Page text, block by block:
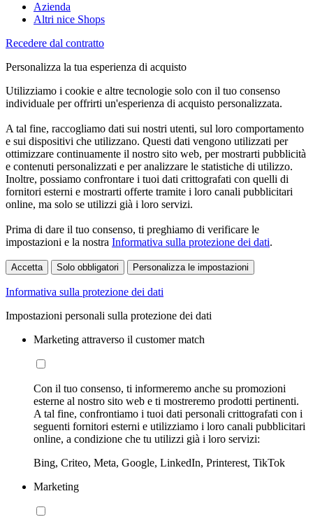
Azienda
Altri nice Shops
Recedere dal contratto
Personalizza la tua esperienza di acquisto
Utilizziamo i cookie e altre tecnologie solo con il tuo consenso
individuale per offrirti un'esperienza di acquisto personalizzata.
A tal fine, raccogliamo dati sui nostri utenti, sul loro comportamento
e sui dispositivi che utilizzano. Questi dati vengono utilizzati per
ottimizzare continuamente il nostro sito web, per mostrarti pubblicità
e contenuti personalizzati e per analizzare le statistiche di utilizzo.
Inoltre, possiamo confrontare i tuoi dati crittografati con quelli di
fornitori esterni e mostrarti offerte tramite i loro canali pubblicitari
online, ma solo se utilizzi già i loro servizi.
Prima di dare il tuo consenso, ti preghiamo di verificare le
impostazioni e la nostra Informativa sulla protezione dei dati.
Accetta Solo obbligatori Personalizza le impostazioni
Informativa sulla protezione dei dati
Impostazioni personali sulla protezione dei dati
Marketing attraverso il customer match
Con il tuo consenso, ti informeremo anche su promozioni
esterne al nostro sito web e ti mostreremo prodotti pertinenti.
A tal fine, confrontiamo i tuoi dati personali crittografati con i
seguenti fornitori esterni e utilizziamo i loro canali pubblicitari
online, a condizione che tu utilizzi già i loro servizi:
Bing, Criteo, Meta, Google, LinkedIn, Printerest, TikTok
Marketing